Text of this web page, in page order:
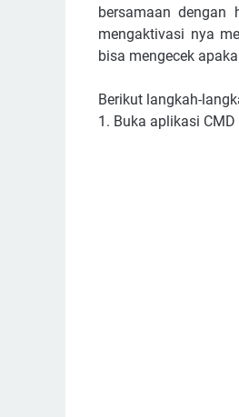
bersamaan
mengaktivasi nya
bisa mengecek
Berikut langkah-
1. Buka aplikasi CMD